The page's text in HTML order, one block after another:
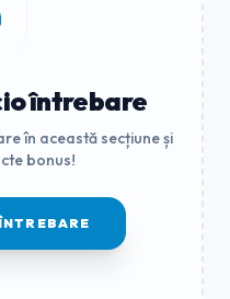
întrebare
în această secțiune și
bonus!